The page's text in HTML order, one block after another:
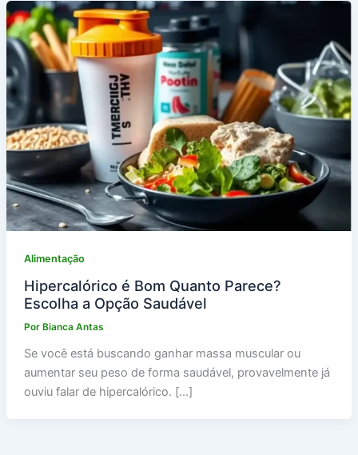
Alimentação
Hipercalórico é Bom Quanto Parece?
Escolha a Opção Saudável
Por Bianca Antas
Se você está buscando ganhar massa muscular ou
aumentar seu peso de forma saudável, provavelmente já
ouviu falar de hipercalórico. […]